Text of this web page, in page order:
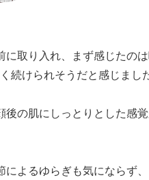
に取り入れ、まず感じたの
続けられそうだと感じました
後の肌にしっとりとした感
によるゆらぎも気にならず